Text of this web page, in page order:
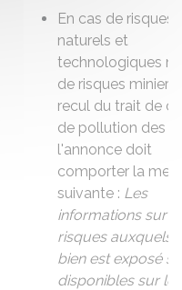
En cas de risques
naturels et
technologiques
de risques
recul du trait de
de pollution des
l'annonce doit
comporter la
suivante : Les
informations sur
risques auxquels
bien est exposé
disponibles sur le